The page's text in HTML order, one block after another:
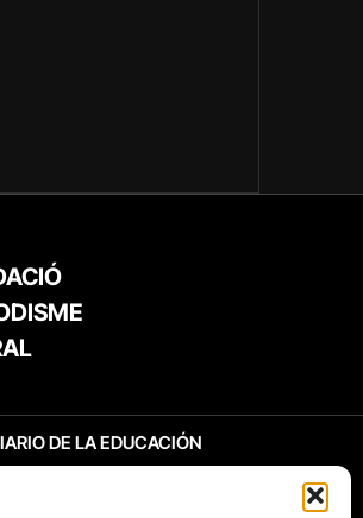
DE LA EDUCACIÓN